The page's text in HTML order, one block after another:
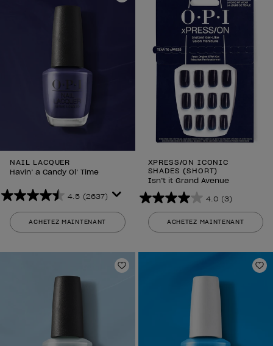
NAIL LACQUER
Havin’ a Candy Ol’ Time
4.5 (2637)
4.5
sur
5
2637
ACHETEZ MAINTENANT
XPRESS/ON ICONIC
SHADES (SHORT)
Isn’t it Grand Avenue
4.0 (3)
4.0
sur
5
ACHETEZ MAINTENANT
Ajouter aux favoris